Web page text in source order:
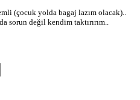
(çocuk yolda bagaj lazım olacak)..
sorun değil kendim taktırırım..